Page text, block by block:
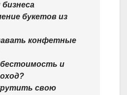
букетов из
конфетные
и
свою